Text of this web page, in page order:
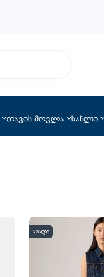
თავის მოვლა სახლი
ახალი